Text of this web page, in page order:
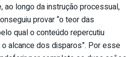
ao longo da instrução processual,
provar “o teor das
qual o conteúdo repercutiu
alcance dos disparos”. Por esse